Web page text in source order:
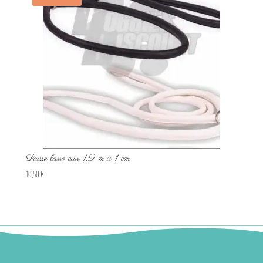
Laisse lasso cuir 1,2 m x 1 cm
10,50€